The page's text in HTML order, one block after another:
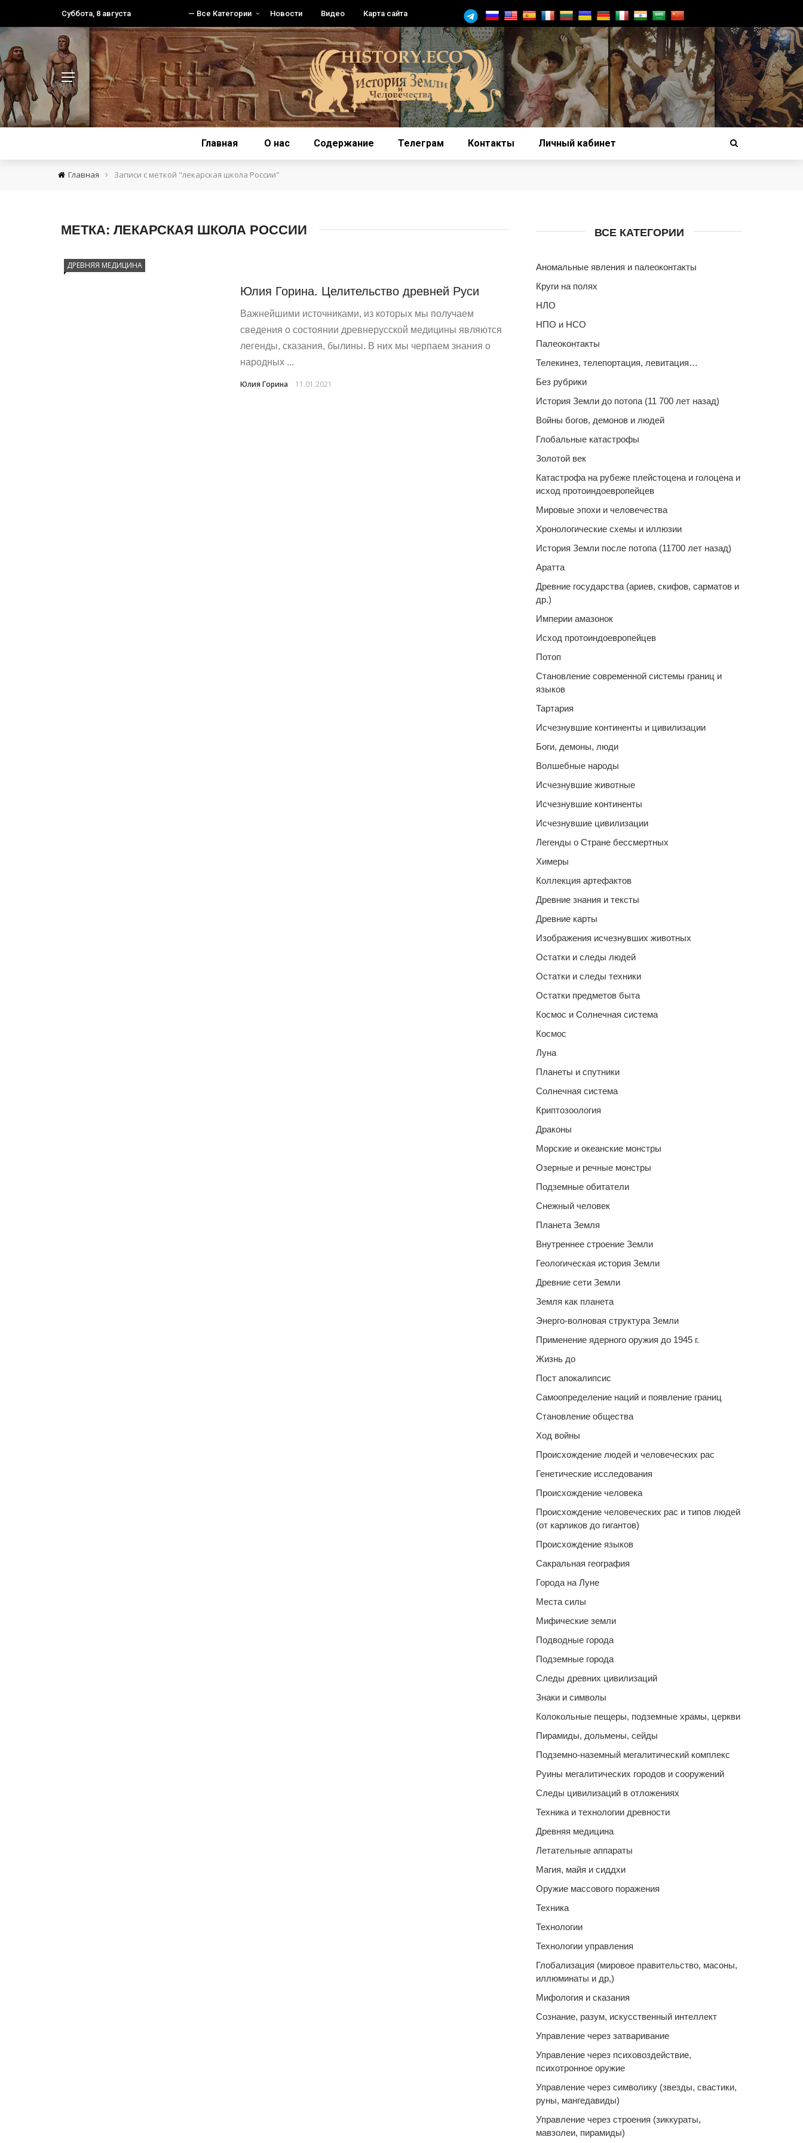
Суббота, 8 августа — Все Категории Новости Видео Карта сайта
Главная О нас Содержание Телеграм Контакты Личный кабинет
Главная › Записи с меткой "лекарская школа России"
МЕТКА: ЛЕКАРСКАЯ ШКОЛА РОССИИ
ДРЕВНЯЯ МЕДИЦИНА
Юлия Горина. Целительство древней Руси
Важнейшими источниками, из которых мы получаем
сведения о состоянии древнерусской медицины являются
легенды, сказания, былины. В них мы черпаем знания о
народных ...
Юлия Горина 11.01.2021
ВСЕ КАТЕГОРИИ
Аномальные явления и палеоконтакты
Круги на полях
НЛО
НПО и НСО
Палеоконтакты
Телекинез, телепортация, левитация…
Без рубрики
История Земли до потопа (11 700 лет назад)
Войны богов, демонов и людей
Глобальные катастрофы
Золотой век
Катастрофа на рубеже плейстоцена и голоцена и
исход протоиндоевропейцев
Мировые эпохи и человечества
Хронологические схемы и иллюзии
История Земли после потопа (11700 лет назад)
Аратта
Древние государства (ариев, скифов, сарматов и
др.)
Империи амазонок
Исход протоиндоевропейцев
Потоп
Становление современной системы границ и
языков
Тартария
Исчезнувшие континенты и цивилизации
Боги, демоны, люди
Волшебные народы
Исчезнувшие животные
Исчезнувшие континенты
Исчезнувшие цивилизации
Легенды о Стране бессмертных
Химеры
Коллекция артефактов
Древние знания и тексты
Древние карты
Изображения исчезнувших животных
Остатки и следы людей
Остатки и следы техники
Остатки предметов быта
Космос и Солнечная система
Космос
Луна
Планеты и спутники
Солнечная система
Криптозоология
Драконы
Морские и океанские монстры
Озерные и речные монстры
Подземные обитатели
Снежный человек
Планета Земля
Внутреннее строение Земли
Геологическая история Земли
Древние сети Земли
Земля как планета
Энерго-волновая структура Земли
Применение ядерного оружия до 1945 г.
Жизнь до
Пост апокалипсис
Самоопределение наций и появление границ
Становление общества
Ход войны
Происхождение людей и человеческих рас
Генетические исследования
Происхождение человека
Происхождение человеческих рас и типов людей
(от карликов до гигантов)
Происхождение языков
Сакральная география
Города на Луне
Места силы
Мифические земли
Подводные города
Подземные города
Следы древних цивилизаций
Знаки и символы
Колокольные пещеры, подземные храмы, церкви
Пирамиды, дольмены, сейды
Подземно-наземный мегалитический комплекс
Руины мегалитических городов и сооружений
Следы цивилизаций в отложениях
Техника и технологии древности
Древняя медицина
Летательные аппараты
Магия, майя и сиддхи
Оружие массового поражения
Техника
Технологии
Технологии управления
Глобализация (мировое правительство, масоны,
иллюминаты и др,)
Мифология и сказания
Сознание, разум, искусственный интеллект
Управление через затваривание
Управление через психовоздействие,
психотронное оружие
Управление через символику (звезды, свастики,
руны, мангедавиды)
Управление через строения (зиккураты,
мавзолеи, пирамиды)